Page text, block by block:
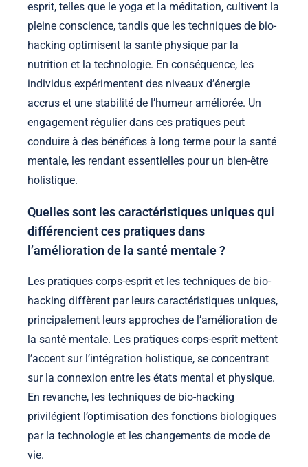
esprit, telles que le yoga et la méditation, cultivent la
pleine conscience, tandis que les techniques de bio-
hacking optimisent la santé physique par la
nutrition et la technologie. En conséquence, les
individus expérimentent des niveaux d’énergie
accrus et une stabilité de l’humeur améliorée. Un
engagement régulier dans ces pratiques peut
conduire à des bénéfices à long terme pour la santé
mentale, les rendant essentielles pour un bien-être
holistique.
Quelles sont les caractéristiques uniques qui
différencient ces pratiques dans
l’amélioration de la santé mentale ?
Les pratiques corps-esprit et les techniques de bio-
hacking diffèrent par leurs caractéristiques uniques,
principalement leurs approches de l’amélioration de
la santé mentale. Les pratiques corps-esprit mettent
l’accent sur l’intégration holistique, se concentrant
sur la connexion entre les états mental et physique.
En revanche, les techniques de bio-hacking
privilégient l’optimisation des fonctions biologiques
par la technologie et les changements de mode de
vie.